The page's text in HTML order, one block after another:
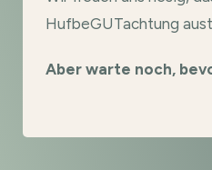
HufbeGUTachtung
Aber warte noch,